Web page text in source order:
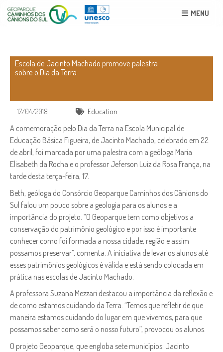
MENU
Escola de Jacinto Machado promove palestra
sobre o Dia da Terra
17/04/2018 Education
A comemoração pelo Dia da Terra na Escola Municipal de
Educação Básica Figueira, de Jacinto Machado, celebrado em 22
de abril, foi marcada por uma palestra com a geóloga Maria
Elisabeth da Rocha e o professor Jeferson Luiz da Rosa França, na
tarde desta terça-feira, 17.
Beth, geóloga do Consórcio Geoparque Caminhos dos Cânions do
Sul falou um pouco sobre a geologia para os alunos e a
importância do projeto. “O Geoparque tem como objetivos a
conservação do patrimônio geológico e por isso é importante
conhecer como foi formada a nossa cidade, região e assim
possamos preservar”, comenta. A iniciativa de levar os alunos até
esses patrimônios geológicos é válida e está sendo colocada em
prática nas escolas de Jacinto Machado.
A professora Suzana Mezzari destacou a importância da reflexão e
de como estamos cuidando da Terra. “Temos que refletir de que
maneira estamos cuidando do lugar em que vivemos, para que
possamos saber como será o nosso futuro”, provocou os alunos.
O projeto Geoparque, que engloba sete municípios: Jacinto